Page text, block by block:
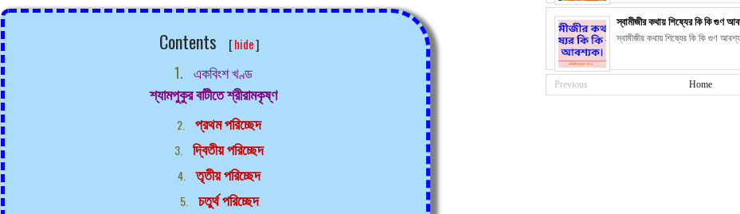
Contents [hide]
একবিংশ খণ্ড
শ্যামপুকুর বাটীতে শ্রীরামকৃষ্ণ
প্রথম পরিচ্ছেদ
দ্বিতীয় পরিচ্ছেদ
তৃতীয় পরিচ্ছেদ
চতুর্থ পরিচ্ছেদ
স্বামীজীর কথায় শিষ্যের কি কি গুণ
স্বামীজীর কথায় শিষ্যের কি কি গুণ
Previous Home